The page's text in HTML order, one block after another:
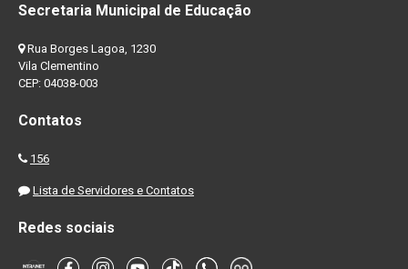
Secretaria Municipal de Educação
Rua Borges Lagoa, 1230
Vila Clementino
CEP: 04038-003
Contatos
156
Lista de Servidores e Contatos
Redes sociais